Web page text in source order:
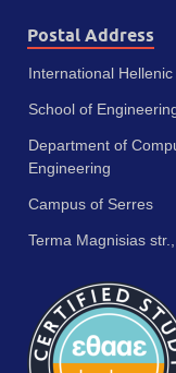
Postal Address
International
School of
Department of
Engineering
Campus of Serres
Terma Magnisias